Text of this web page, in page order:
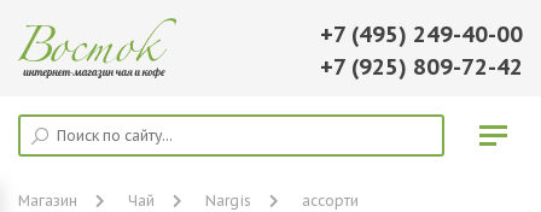
+7 (495) 249-40-00
+7 (925) 809-72-42
Магазин Чай Nargis
ассорти